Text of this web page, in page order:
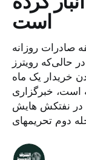
است
صادرات روزانه
حالی‌که رویترز
خریدار یک ماه
است، خبرگزاری
در نفتکش هایش
دوم تحریمهای